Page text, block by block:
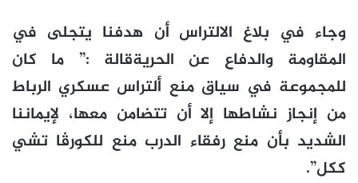
وجاء في بلاغ الالتراس أن هدفنا يتجلى في
المقاومة والدفاع عن الحريةقالة :” ما كان
للمجموعة في سياق منع ألتراس عسكري الرباط
من إنجاز نشاطها إلا أن تتضامن معها، لإيماننا
الشديد بأن منع رفقاء الدرب منع للكورڤا تشي
ككل”.